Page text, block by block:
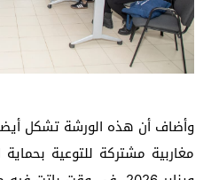
وأضاف أن هذه الورشة تشكل